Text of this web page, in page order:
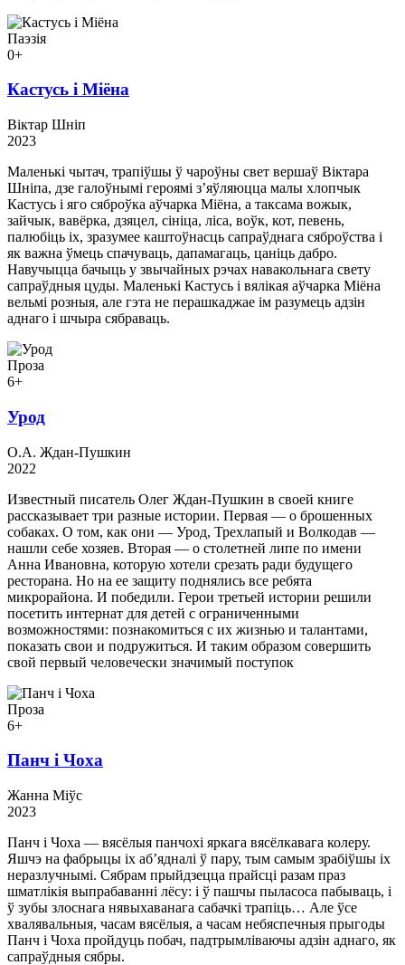
Паэзія
0+
Кастусь і Міёна
Віктар Шніп
2023
Маленькі чытач, трапіўшы ў чароўны свет вершаў Віктара
Шніпа, дзе галоўнымі героямі з’яўляюцца малы хлопчык
Кастусь і яго сяброўка аўчарка Міёна, а таксама вожык,
зайчык, вавёрка, дзяцел, сініца, ліса, воўк, кот, певень,
палюбіць іх, зразумее каштоўнасць сапраўднага сяброўства і
як важна ўмець спачуваць, дапамагаць, цаніць дабро.
Навучыцца бачыць у звычайных рэчах навакольнага свету
сапраўдныя цуды. Маленькі Кастусь і вялікая аўчарка Міёна
вельмі розныя, але гэта не перашкаджае ім разумець адзін
аднаго і шчыра сябраваць.
Проза
6+
Урод
О.А. Ждан-Пушкин
2022
Известный писатель Олег Ждан-Пушкин в своей книге
рассказывает три разные истории. Первая — о брошенных
собаках. О том, как они — Урод, Трехлапый и Волкодав —
нашли себе хозяев. Вторая — о столетней липе по имени
Анна Ивановна, которую хотели срезать ради будущего
ресторана. Но на ее защиту поднялись все ребята
микрорайона. И победили. Герои третьей истории решили
посетить интернат для детей с ограниченными
возможностями: познакомиться с их жизнью и талантами,
показать свои и подружиться. И таким образом совершить
свой первый человечески значимый поступок
Проза
6+
Панч і Чоха
Жанна Міўс
2023
Панч і Чоха — вясёлыя панчохі яркага вясёлкавага колеру.
Яшчэ на фабрыцы іх аб’ядналі ў пару, тым самым зрабіўшы іх
неразлучнымі. Сябрам прыйдзецца прайсці разам праз
шматлікія выпрабаванні лёсу: і ў пашчы пыласоса пабываць, і
ў зубы злоснага нявыхаванага сабачкі трапіць… Але ўсе
хвалявальныя, часам вясёлыя, а часам небяспечныя прыгоды
Панч і Чоха пройдуць побач, падтрымліваючы адзін аднаго, як
сапраўдныя сябры.